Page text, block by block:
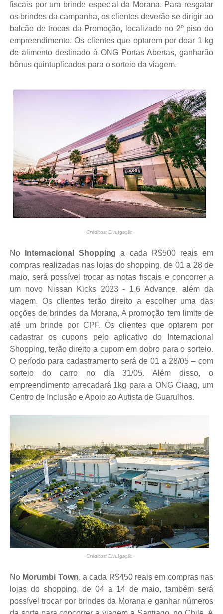
fiscais por um brinde especial da Morana. Para resgatar
os brindes da campanha, os clientes deverão se dirigir ao
balcão de trocas da Promoção, localizado no 2º piso do
empreendimento. Os clientes que optarem por doar 1 kg
de alimento destinado à ONG Portas Abertas, ganharão
bônus quintuplicados para o sorteio da viagem.
Créditos: Divulgação
No Internacional Shopping a cada R$500 reais em
compras realizadas nas lojas do shopping, de 01 a 28 de
maio, será possível trocar as notas fiscais e concorrer a
um novo Nissan Kicks 2023 - 1.6 Advance, além da
viagem. Os clientes terão direito a escolher uma das
opções de brindes da Morana, A promoção tem limite de
até um brinde por CPF. Os clientes que optarem por
cadastrar os cupons pelo aplicativo do Internacional
Shopping, terão direito a cupom em dobro para o sorteio.
O período para cadastramento será de 01 a 28/05 – com
sorteio do carro no dia 31/05. Além disso, o
empreendimento arrecadará 1kg para a ONG Ciaag, um
Centro de Inclusão e Apoio ao Autista de Guarulhos.
Créditos: Divulgação
No Morumbi Town, a cada R$450 reais em compras nas
lojas do shopping, de 04 a 14 de maio, também será
possível trocar por brindes da Morana e ganhar números